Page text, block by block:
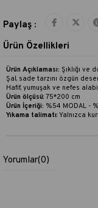
Paylaş :
Ürün Özellikleri
Ürün Açıklaması: Şıklığı ve
Şal, sade tarzını özgün
Hafif, yumuşak ve nefes
Ürün ölçüsü: 75*200 cm
Ürün İçeriği: %54 MODAL -
Yıkama talimatı: Yalnızca
Yorumlar(0)